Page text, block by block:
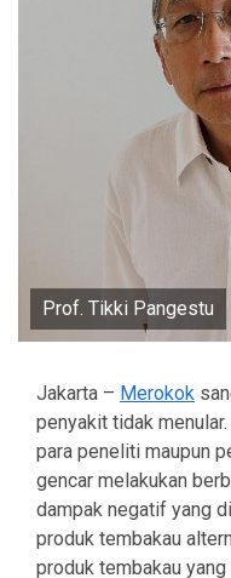
Prof. Tikki Pangestu
Jakarta – Merokok
penyakit tidak
para peneliti maupun
gencar melakukan
dampak negatif yang
produk tembakau
produk tembakau yang